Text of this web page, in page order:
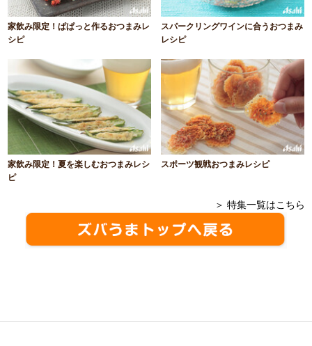
家飲み限定！ぱぱっと作るおつまみレ
シピ
スパークリングワインに合うおつまみ
レシピ
家飲み限定！夏を楽しむおつまみレシ
ピ
スポーツ観戦おつまみレシピ
＞ 特集一覧はこちら